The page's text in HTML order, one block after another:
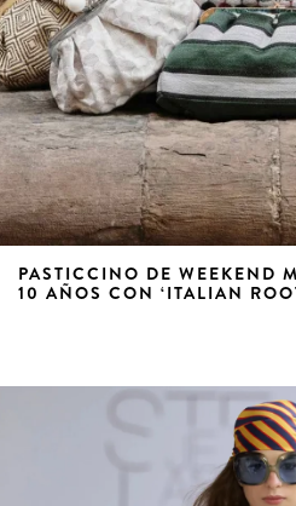
PASTICCINO DE WEEKEND
10 AÑOS CON ‘ITALIAN